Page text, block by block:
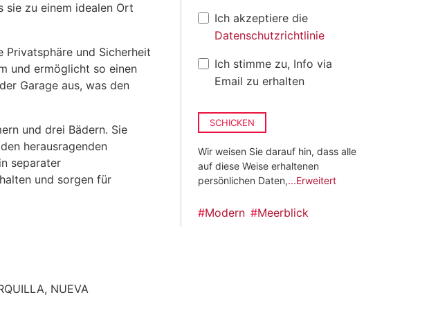
sie zu einem idealen Ort
Privatsphäre und Sicherheit
und ermöglicht so einen
Garage aus, was den
und drei Bädern. Sie
herausragenden
separater
und sorgen für
NUEVA
Ich akzeptiere die
Datenschutzrichtlinie
Ich stimme zu, Info via
Email zu erhalten
SCHICKEN
Wir weisen Sie darauf hin, dass alle
auf diese Weise erhaltenen
persönlichen Daten,...Erweitert
#Modern #Meerblick